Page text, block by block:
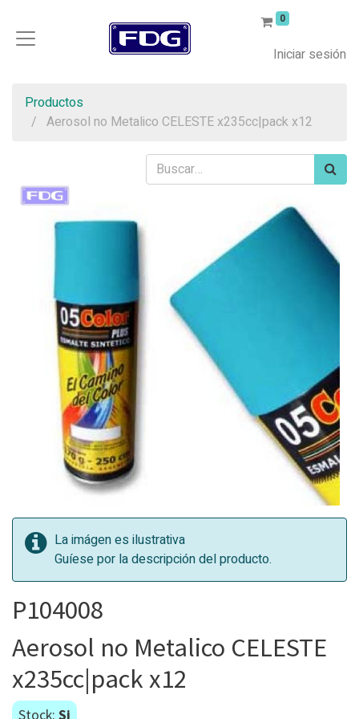
0
Iniciar sesión
Productos
Aerosol no Metalico CELESTE x235cc|pack x12
La imágen es ilustrativa
Guíese por la descripción del producto.
P104008
Aerosol no Metalico CELESTE
x235cc|pack x12
Stock: Si